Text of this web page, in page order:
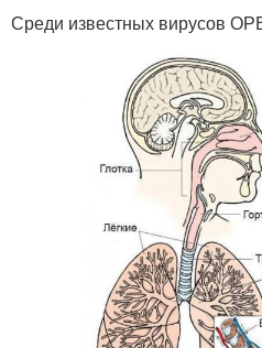
Среди известных вирусов